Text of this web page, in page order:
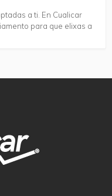
a ti. En Cualicar
para que elixas a